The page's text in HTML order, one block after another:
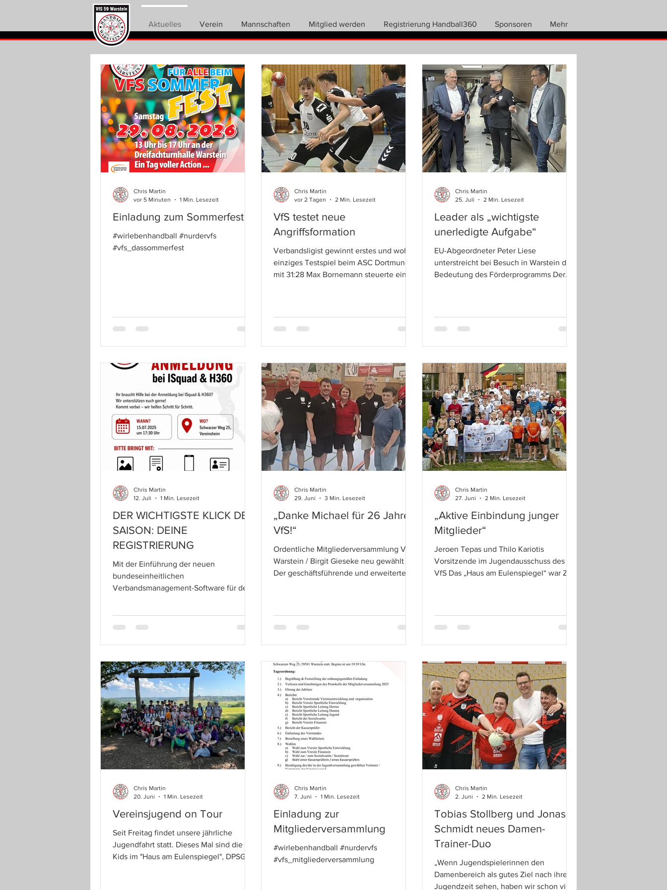
Aktuelles Verein Mannschaften Mitglied werden Registrierung Handball360 Sponsoren Mehr
Einladung zum Sommerfest
#wirlebenhandball #nurdervfs
#vfs_dassommerfest
Chris Martin
vor 5 Minuten
1 Min. Lesezeit
VfS testet neue
Angriffsformation
Verbandsligist gewinnt erstes und wohl
einziges Testspiel beim ASC Dortmund II
mit 31:28 Max Bornemann steuerte einen
Warstein surft auch als Verbandsligist
weiter auf der Erfolgswelle – auch wenn
letztjährigen Liga-Kontrahenten ASC
Dortmund II setzte sich die
zusammengewürfelte Warsteiner
Mannschaft nach schweißtreibend
Chris Martin
vor 2 Tagen
2 Min. Lesezeit
Leader als „wichtigste
unerledigte Aufgabe“
EU-Abgeordneter Peter Liese
unterstreicht bei Besuch in Warstein die
Bedeutung des Förderprogramms Der
Dreifachsporthalle gegeben hat und was
noch ansteht. Warstein – Zwei Jahre
südwestfälische CDU-
Europaabgeordnete Dr. Peter Liese in
Warstein Bilanz seiner Arbeit gezogen.
Bei seinem Besuch in
Chris Martin
25. Juli
2 Min. Lesezeit
DER WICHTIGSTE KLICK DER
SAISON: DEINE
REGISTRIERUNG
Mit der Einführung der neuen
bundeseinheitlichen
Verbandsmanagement-Software für den
oder welches Alter), Zeitnehmer,
oder sonstige Personen die am
Spielbetrieb teilnehmen werden,
zwingend erforderlich sich in dem neuen
Programm zu registrieren. Die
Registrierung kann ab sofort erfolgen.
Ohne eine Registrierung ist eine
Teilnahme am Spielbetreib ab Beginn de
Chris Martin
12. Juli
1 Min. Lesezeit
„Danke Michael für 26 Jahre
VfS!“
Ordentliche Mitgliederversammlung VfS
Warstein / Birgit Gieseke neu gewählt
Der geschäftsführende und erweiterte
(Vorsitz Sportliche Entwicklung), Birgit
Gieseke (Vorsitz Finanzen), Christoph
Astrid Aasland (Sportliche Leitung
Jugend) und Ulrich Becker (Vorsitz
Vereinsentwicklung) Warst
Chris Martin
29. Juni
3 Min. Lesezeit
„Aktive Einbindung junger
Mitglieder“
Jeroen Tepas und Thilo Kariotis
Vorsitzende im Jugendausschuss des
VfS Das „Haus am Eulenspiegel“ war Ziel
Jugendversammlung verband der
Handballverein VfS 59 Warstein zu einer
Kinder und Jugendliche erlebten
gemeinsam mit 18 Betreuern eine
rundum erfolgreiche Freizeit im „Haus
am Eulenspiegel“ des...
Chris Martin
27. Juni
2 Min. Lesezeit
Vereinsjugend on Tour
Seit Freitag findet unsere jährliche
Jugendfahrt statt. Dieses Mal sind die
Kids im "Haus am Eulenspiegel", DPSG-
Chris Martin
20. Juni
1 Min. Lesezeit
Einladung zur
Mitgliederversammlung
#wirlebenhandball #nurdervfs
#vfs_mitgliederversammlung
Chris Martin
7. Juni
1 Min. Lesezeit
Tobias Stollberg und Jonas
Schmidt neues Damen-
Trainer-Duo
„Wenn Jugendspielerinnen den
Damenbereich als gutes Ziel nach ihrer
Jugendzeit sehen, haben wir schon viel
Chris Martin
2. Juni
2 Min. Lesezeit